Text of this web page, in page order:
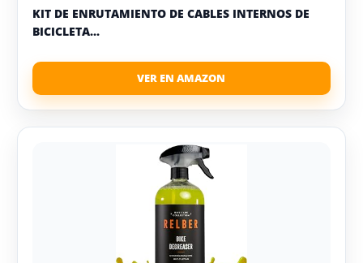
KIT DE ENRUTAMIENTO DE CABLES INTERNOS DE
BICICLETA...